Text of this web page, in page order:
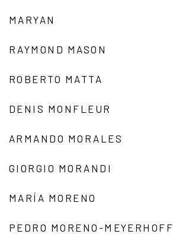
MARYAN
RAYMOND MASON
ROBERTO MATTA
DENIS MONFLEUR
ARMANDO MORALES
GIORGIO MORANDI
MARÍA MORENO
PEDRO MORENO-MEYERHOFF